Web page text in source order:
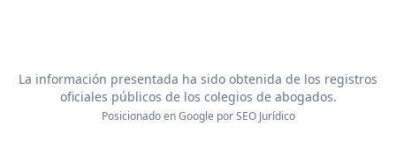
La información presentada ha sido obtenida de los registros
oficiales públicos de los colegios de abogados.
Posicionado en Google porSEO Jurídico